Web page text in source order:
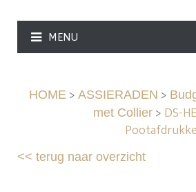
MENU
HOME> ASSIERADEN >
met Collier> DS-
<<terug naar overzicht